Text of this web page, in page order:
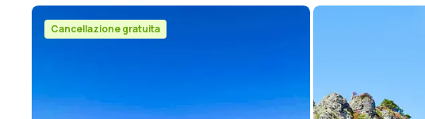
Cancellazione gratuita